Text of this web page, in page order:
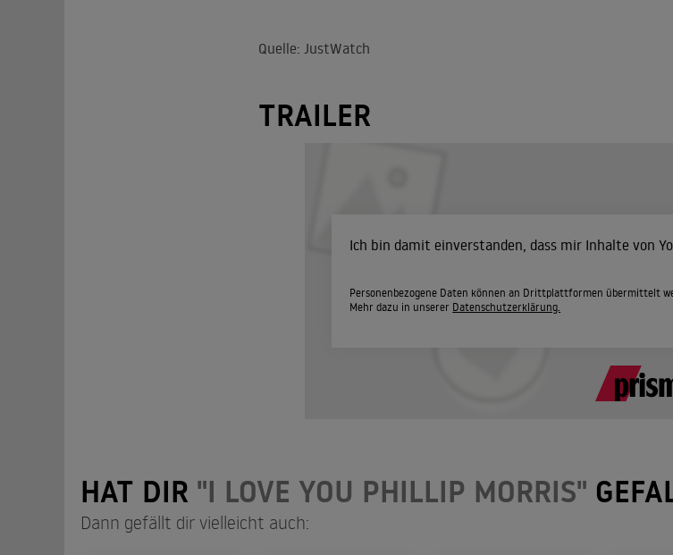
Quelle: JustWatch
TRAILER
Ich bin damit einverstanden, dass mir Inhalte von
Personenbezogene Daten können an Drittplattformen übermittelt
Mehr dazu in unserer Datenschutzerklärung.
HAT DIR "I LOVE YOU PHILLIP MORRIS"
Dann gefällt dir vielleicht auch: